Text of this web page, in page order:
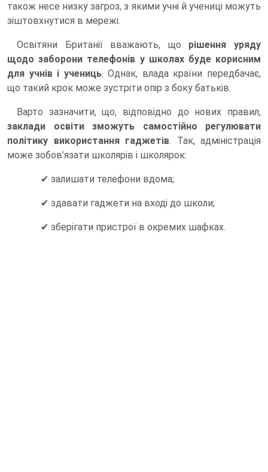
також несе низку загроз, з якими учні й учениці можуть
зіштовхнутися в мережі.
Освітяни Британії вважають, що рішення уряду
щодо заборони телефонів у школах буде корисним
для учнів і учениць. Однак, влада країни передбачає,
що такий крок може зустріти опір з боку батьків.
Варто зазначити, що, відповідно до нових правил,
заклади освіти зможуть самостійно регулювати
політику використання гаджетів. Так, адміністрація
може зобов’язати школярів і школярок:
✔ залишати телефони вдома;
✔ здавати гаджети на вході до школи;
✔ зберігати пристрої в окремих шафках.